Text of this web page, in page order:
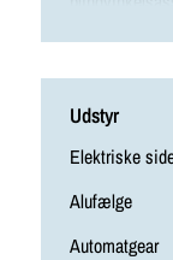
Udstyr
Elektriske
Alufælge
Automatgear